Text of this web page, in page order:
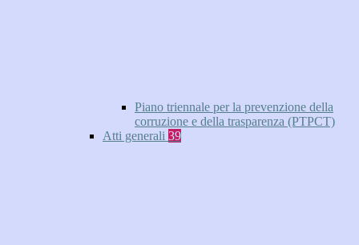
Piano triennale per la prevenzione della
corruzione e della trasparenza (PTPCT)
Atti generali 39